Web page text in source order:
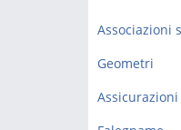
Associazioni
Geometri